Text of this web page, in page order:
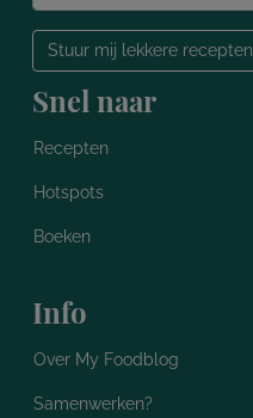
Stuur mij lekkere recepten
Snel naar
Recepten
Hotspots
Boeken
Info
Over My Foodblog
Samenwerken?